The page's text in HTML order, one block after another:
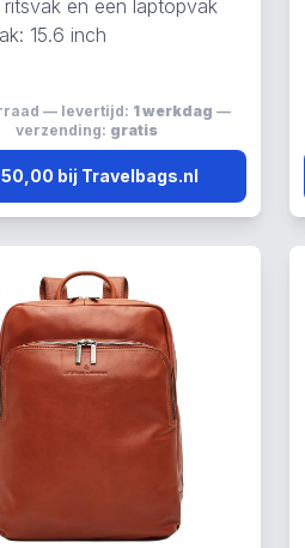
ritsvak en een laptopvak
15.6 inch
— levertijd: 1 werkdag —
verzending: gratis
bij Travelbags.nl